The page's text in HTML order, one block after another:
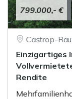
799.000,- €
Castrop-
Einzigartiges
Rendite